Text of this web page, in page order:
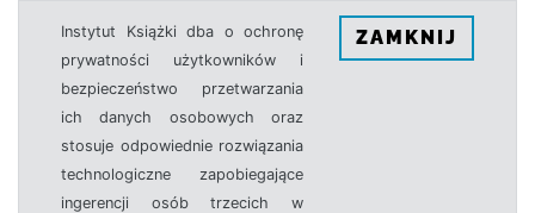
Instytut Książki dba o ochronę
prywatności użytkowników i
bezpieczeństwo przetwarzania
ich danych osobowych oraz
stosuje odpowiednie rozwiązania
technologiczne zapobiegające
ingerencji osób trzecich w
ZAMKNIJ